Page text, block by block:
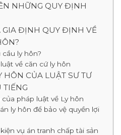
NHỮNG QUY ĐỊNH
GIA ĐỊNH QUY ĐỊNH VỀ
ly hôn?
về căn cứ ly hôn
HÔN CỦA LUẬT SƯ TƯ
TIẾNG
pháp luật về Ly hôn
ly hôn để bảo vệ quyền lợi
vụ án tranh chấp tài sản